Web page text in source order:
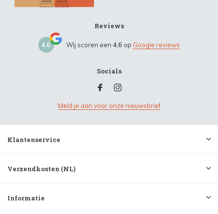
Reviews
4,6 Wij scoren een 4,6 op Google reviews
Socials
Meld je aan voor onze nieuwsbrief
Klantenservice
Verzendkosten (NL)
Informatie